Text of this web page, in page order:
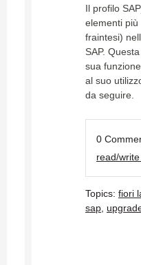
Il profilo
elementi più
fraintesi)
SAP.
sua
al suo
da seguire.
0
read/
Topics: fiori
sap